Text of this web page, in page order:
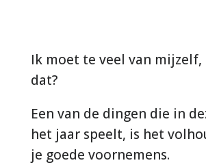
Ik moet te veel van mijzelf,
dat?
Een van de dingen die in
het jaar speelt, is het
je goede voornemens.